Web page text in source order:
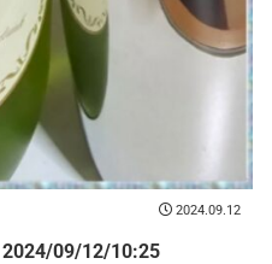
2024.09.12
10:25